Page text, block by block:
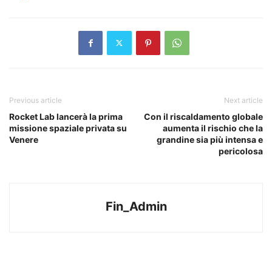
Previous article
Rocket Lab lancerà la prima
missione spaziale privata su
Venere
Next article
Con il riscaldamento globale
aumenta il rischio che la
grandine sia più intensa e
pericolosa
Fin_Admin